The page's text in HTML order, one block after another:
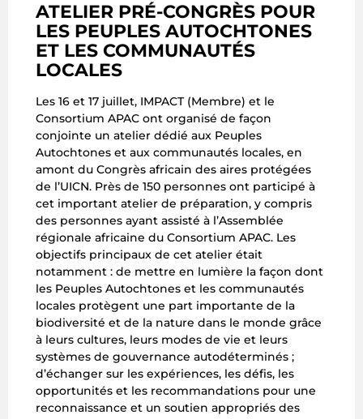
ATELIER PRÉ-CONGRÈS POUR
LES PEUPLES AUTOCHTONES
ET LES COMMUNAUTÉS
LOCALES
Les 16 et 17 juillet, IMPACT (Membre) et le
Consortium APAC ont organisé de façon
conjointe un atelier dédié aux Peuples
Autochtones et aux communautés locales, en
amont du Congrès africain des aires protégées
de l’UICN. Près de 150 personnes ont participé à
cet important atelier de préparation, y compris
des personnes ayant assisté à l’Assemblée
régionale africaine du Consortium APAC. Les
objectifs principaux de cet atelier était
notamment : de mettre en lumière la façon dont
les Peuples Autochtones et les communautés
locales protègent une part importante de la
biodiversité et de la nature dans le monde grâce
à leurs cultures, leurs modes de vie et leurs
systèmes de gouvernance autodéterminés ;
d’échanger sur les expériences, les défis, les
opportunités et les recommandations pour une
reconnaissance et un soutien appropriés des